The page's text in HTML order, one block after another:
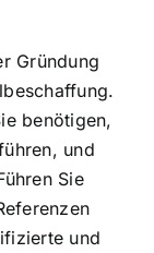
Gründung
benötigen,
und
Sie
und